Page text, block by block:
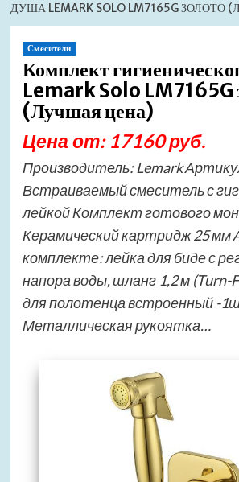
ДУША LEMARK SOLO LM7165G
Смесители
Комплект
Lemark Solo LM7165G
(Лучшая цена)
Цена от: 17160 руб.
Производитель: Lemark
Встраиваемый смеситель с
лейкой Комплект готового
Керамический картридж 25 мм
комплекте: лейка для биде с
напора воды, шланг 1,2 м (Turn-
для полотенца встроенный -
Металлическая рукоятка…